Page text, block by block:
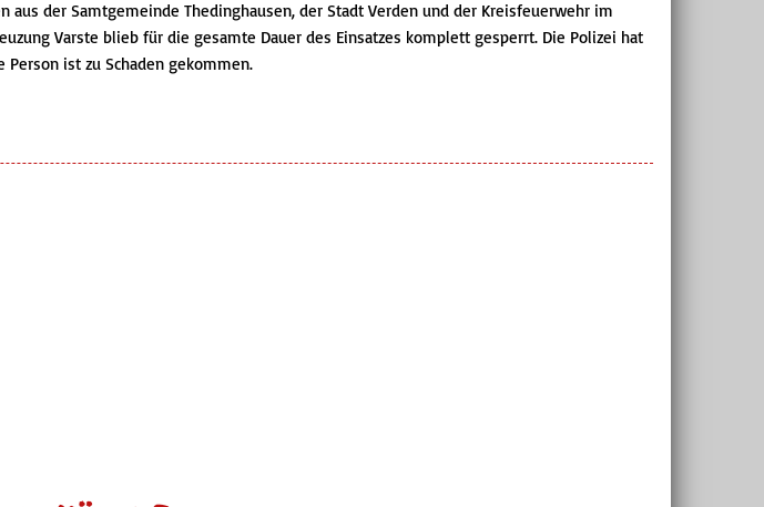
aus der Samtgemeinde Thedinghausen, der Stadt Verden und der Kreisfeuerwehr im
Varste blieb für die gesamte Dauer des Einsatzes komplett gesperrt. Die Polizei hat
ist zu Schaden gekommen.